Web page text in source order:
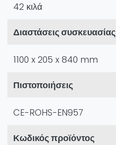
42 κιλά
Διαστάσεις συσκευασίας
1100 x 205 x 840 mm
Πιστοποιήσεις
CE-ROHS-EN957
Κωδικός προϊόντος